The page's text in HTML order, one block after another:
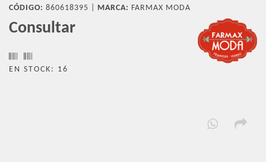
CÓDIGO: 860618395 | MARCA: FARMAX MODA
Consultar
EN STOCK: 16